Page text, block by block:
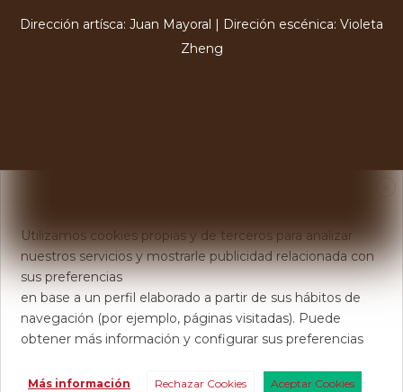
Dirección artísca: Juan Mayoral | Direción escénica: Violeta
Zheng
Utilizamos cookies propias y de terceros para analizar
nuestros servicios y mostrarle publicidad relacionada con
sus preferencias
en base a un perfil elaborado a partir de sus hábitos de
navegación (por ejemplo, páginas visitadas). Puede
obtener más información y configurar sus preferencias
Más información Rechazar Cookies
Aceptar Cookies